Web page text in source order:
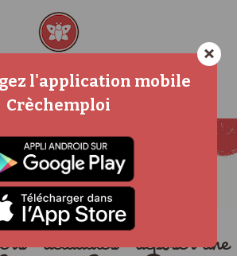
actualités
déposer une
×
l'application mobile
Crèchemploi